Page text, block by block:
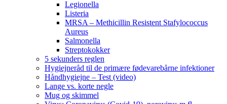
Legionella
Listeria
MRSA – Methicillin Resistent Stafylococcus
Aureus
Salmonella
Streptokokker
5 sekunders reglen
Hygiejneråd til de primære fødevarebårne infektioner
Håndhygiejne – Test (video)
Lange vs. korte negle
Mug og skimmel